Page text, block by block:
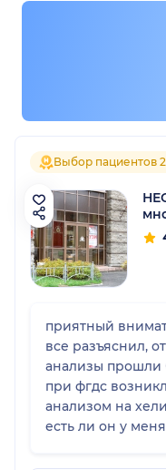
Выбор пациентов
приятный
все разъяснил,
анализы прошли
при фгдс
анализом на
есть ли он у меня